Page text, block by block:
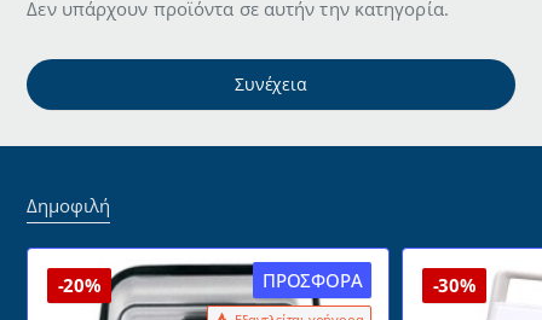
Δεν υπάρχουν προϊόντα σε αυτήν την κατηγορία.
Συνέχεια
Δημοφιλή
ΠΡΟΣΦΟΡΆ
-20% -30%